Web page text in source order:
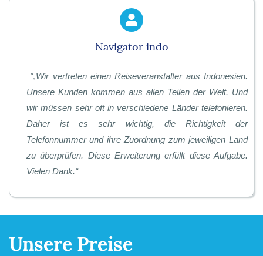
Navigator indo
"„Wir vertreten einen Reiseveranstalter aus Indonesien.
Unsere Kunden kommen aus allen Teilen der Welt. Und
wir müssen sehr oft in verschiedene Länder telefonieren.
Daher ist es sehr wichtig, die Richtigkeit der
Telefonnummer und ihre Zuordnung zum jeweiligen Land
zu überprüfen. Diese Erweiterung erfüllt diese Aufgabe.
Vielen Dank.“
Unsere Preise